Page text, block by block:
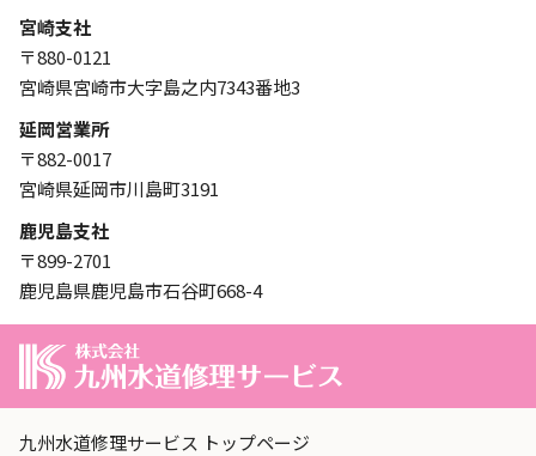
宮崎支社
〒880-0121
宮崎県宮崎市大字島之内7343番地3
延岡営業所
〒882-0017
宮崎県延岡市川島町3191
鹿児島支社
〒899-2701
鹿児島県鹿児島市石谷町668-4
九州水道修理サービス トップページ